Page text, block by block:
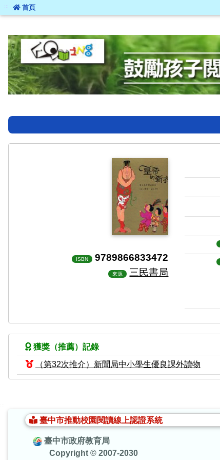
::: 首頁
ISBN 9789866833472
來源 三民書局
獲獎（推薦）記錄
（第32次推介）新聞局中小學生優良課外讀物
臺中市推動校園閱讀線上認證系統
臺中市政府教育局
Copyright © 2007-2030